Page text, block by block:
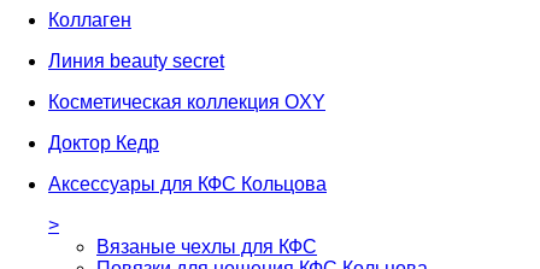
Коллаген
Линия beauty secret
Косметическая коллекция OXY
Доктор Кедр
Аксессуары для КФС Кольцова
>
Вязаные чехлы для КФС